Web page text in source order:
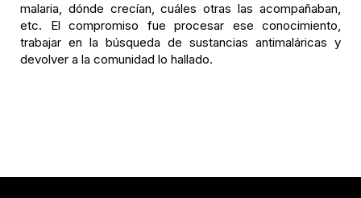
malaria, dónde crecían, cuáles otras las acompañaban,
etc. El compromiso fue procesar ese conocimiento,
trabajar en la búsqueda de sustancias antimaláricas y
devolver a la comunidad lo hallado.